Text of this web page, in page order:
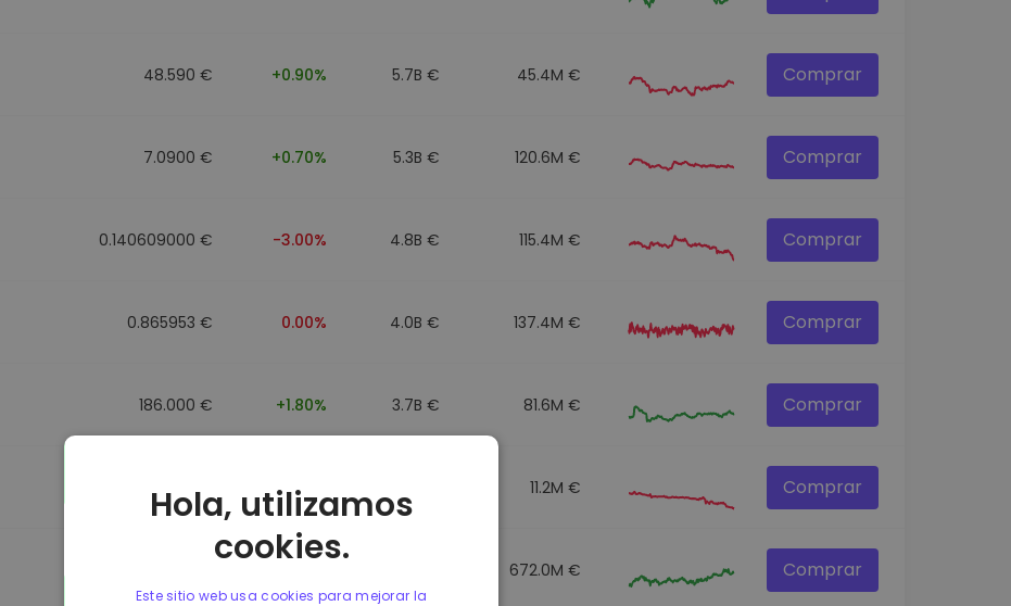
48.590 € +0.90% 5.7B € 45.4M € Comprar
7.0900 € +0.70% 5.3B € 120.6M € Comprar
0.140609000 € -3.00% 4.8B € 115.4M € Comprar
0.865953 € 0.00% 4.0B € 137.4M € Comprar
186.000 € +1.80% 3.7B € 81.6M € Comprar
0.088043000 € -6.40% 11.2M € Comprar
672.0M € Comprar
Hola, utilizamos
cookies.
Este sitio web usa cookies para mejorar la